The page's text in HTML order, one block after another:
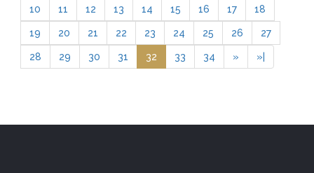
10 11 12 13 14 15 16 17 18
19 20 21 22 23 24 25 26 27
28 29 30 31 32 33 34 » »